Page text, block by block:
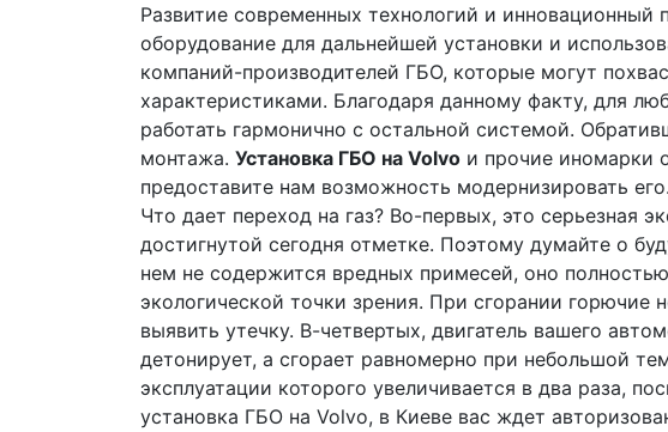
Развитие современных технологий и
оборудование для дальнейшей установки и
компаний-производителей ГБО, которые могут
характеристиками. Благодаря данному факту, для
работать гармонично с остальной системой.
монтажа. Установка ГБО на Volvo и прочие иномарки
предоставите нам возможность модернизировать его.
Что дает переход на газ? Во-первых, это серьезная
достигнутой сегодня отметке. Поэтому думайте о
нем не содержится вредных примесей, оно
экологической точки зрения. При сгорании
выявить утечку. В-четвертых, двигатель вашего
детонирует, а сгорает равномерно при небольшой
эксплуатации которого увеличивается в два раза,
установка ГБО на Volvo, в Киеве вас ждет